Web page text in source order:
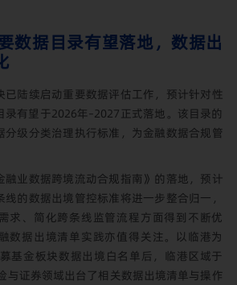
数据目录有望落地，数据出
已陆续启动重要数据评估工作，预计针对性
录有望于2026年–2027正式落地。该目录的
分级分类治理执行标准，为金融数据合规管
融业数据跨境流动合规指南》的落地，预计
的数据出境管控标准将进一步整合归一，
求、简化跨条线监管流程方面得到不断优
数据出境清单实践亦值得关注。以临港为
基金板块数据出境白名单后，临港区域于
与证券领域出台了相关数据出境清单与操作